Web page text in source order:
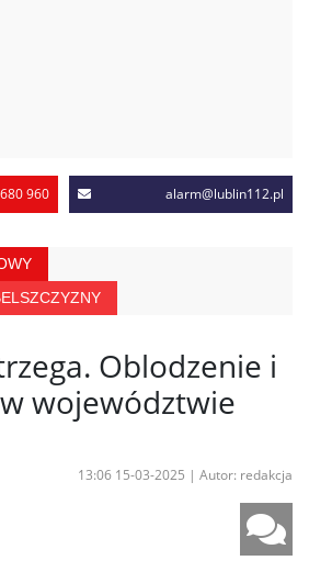
960 alarm@lublin112.pl
Oblodzenie i
województwie
13:06 15-03-2025 | Autor: redakcja